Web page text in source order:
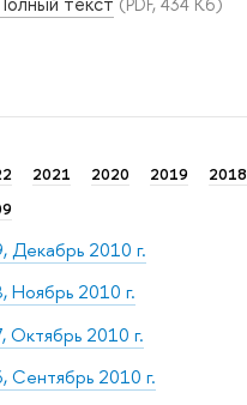
2021 2020 2019 2018
Декабрь 2010 г.
Ноябрь 2010 г.
Октябрь 2010 г.
Сентябрь 2010 г.